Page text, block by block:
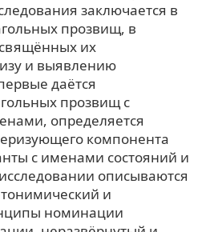
заключается в
прозвищ, в
их
и выявлению
даётся
прозвищ с
определяется
компонента
с именами состояний и
описываются
и
номинации